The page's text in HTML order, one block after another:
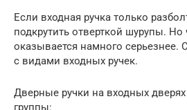
Если входная ручка только
подкрутить отверткой шурупы.
оказывается намного серьезнее.
с видами входных ручек.
Дверные ручки на входных
группы: